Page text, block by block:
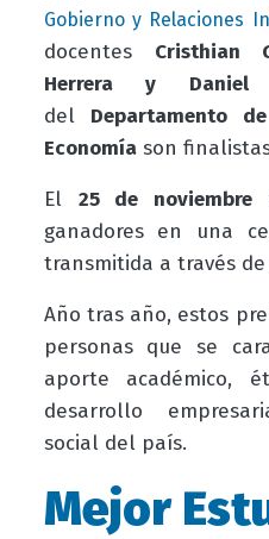
Gobierno y Relaciones
docentesCristhian
Herrera y Daniel
del Departamento
Economíason
El 25 de noviembre
ganadores en una
transmitida a través
Año tras año, estos
personas que se
aporte académico,
desarrollo
social del país.
Mejor